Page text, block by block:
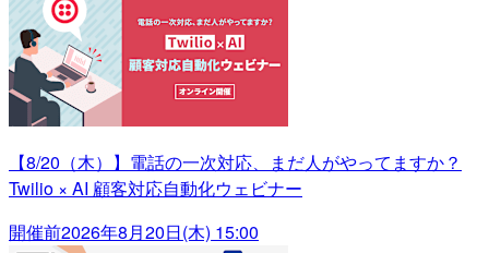
【8/20（木）】電話の一次対応、まだ人がやってますか？
Twilio × AI 顧客対応自動化ウェビナー
開催前2026年8月20日(木) 15:00